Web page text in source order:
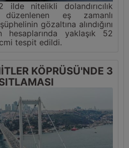
ilde nitelikli dolandırıcılık
eş zamanlı
gözaltına alındığını
hesaplarında yaklaşık 52
tespit edildi.
KÖPRÜSÜ'NDE 3